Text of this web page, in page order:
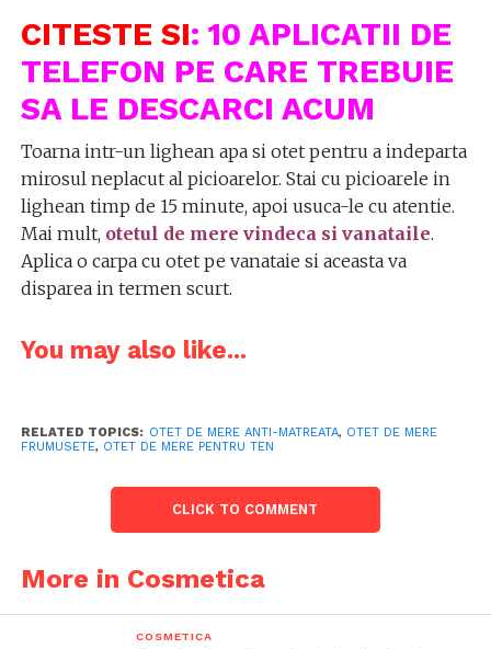
CITESTE SI: 10 APLICATII DE
TELEFON PE CARE TREBUIE
SA LE DESCARCI ACUM
Toarna intr-un lighean apa si otet pentru a indeparta
mirosul neplacut al picioarelor. Stai cu picioarele in
lighean timp de 15 minute, apoi usuca-le cu atentie.
Mai mult, otetul de mere vindeca si vanataile.
Aplica o carpa cu otet pe vanataie si aceasta va
disparea in termen scurt.
You may also like...
RELATED TOPICS: OTET DE MERE ANTI-MATREATA, OTET DE MERE
FRUMUSETE, OTET DE MERE PENTRU TEN
CLICK TO COMMENT
More in Cosmetica
COSMETICA